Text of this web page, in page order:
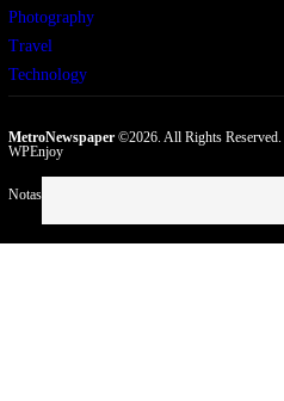
Photography
Travel
Technology
MetroNewspaper©2026. All Rights Reserved.
WPEnjoy
Notas